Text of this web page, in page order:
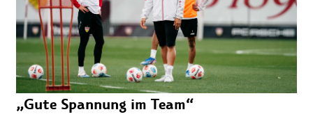
„Gute Spannung im Team“